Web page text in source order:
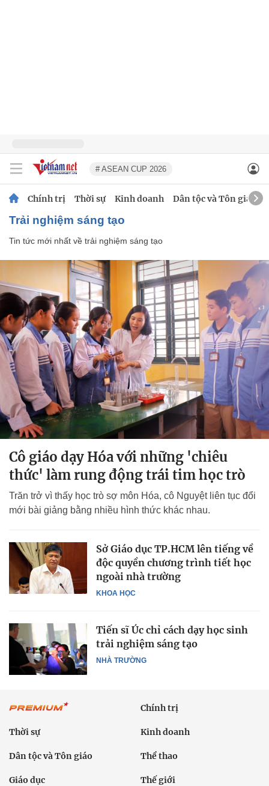
# ASEAN CUP 2026
Chính trị Thời sự Kinh doanh Dân tộc và Tôn giáo
trải nghiệm sáng tạo
Tin tức mới nhất về trải nghiệm sáng tạo
Cô giáo dạy Hóa với những 'chiêu
thức' làm rung động trái tim học trò
Trăn trở vì thấy học trò sợ môn Hóa, cô Nguyệt liên tục đổi
mới bài giảng bằng nhiều hình thức khác nhau.
KHOA HỌC
Sở Giáo dục TP.HCM lên tiếng về
độc quyền chương trình tiết học
ngoài nhà trường
NHÀ TRƯỜNG
Tiến sĩ Úc chỉ cách dạy học sinh
trải nghiệm sáng tạo
Chính trị
Thời sự Kinh doanh
Dân tộc và Tôn giáo Thể thao
Giáo dục Thế giới